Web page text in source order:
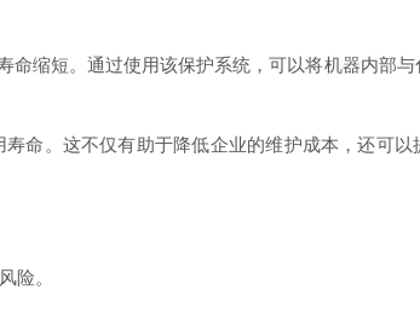
命缩短。通过使用该保护系统 ，可以将机器内部
命。这不仅有助于降低企业的维护成本，还可以
险。